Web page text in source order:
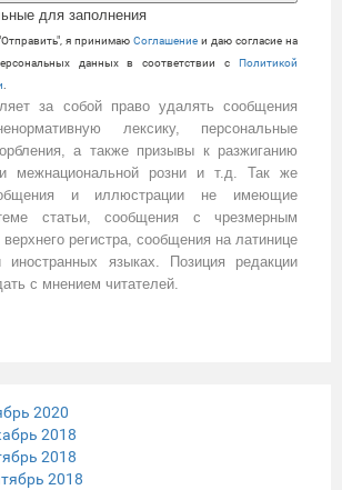
для заполнения
я принимаю Cоглашение и даю согласие на
данных в соответствии с Политикой
за собой право удалять сообщения
лексику, персональные
а также призывы к разжиганию
межнациональной розни и т.д. Так же
и иллюстрации не имеющие
статьи, сообщения с чрезмерным
регистра, сообщения на латинице
иностранных языках. Позиция редакции
с мнением читателей.
2020
2018
2018
2018